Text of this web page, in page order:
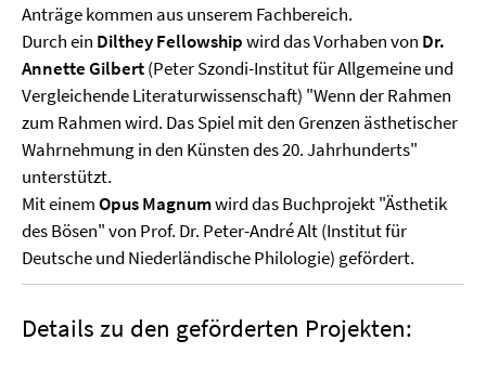
Anträge kommen aus unserem Fachbereich.
Durch ein Dilthey Fellowshipwird das Vorhaben von Dr.
Annette Gilbert(Peter Szondi-Institut für Allgemeine und
Vergleichende Literaturwissenschaft) "Wenn der Rahmen
zum Rahmen wird. Das Spiel mit den Grenzen ästhetischer
Wahrnehmung in den Künsten des 20. Jahrhunderts"
unterstützt.
Mit einemOpus Magnumwird das Buchprojekt "Ästhetik
des Bösen" von Prof. Dr. Peter-André Alt (Institut für
Deutsche und Niederländische Philologie) gefördert.
Details zu den geförderten Projekten: